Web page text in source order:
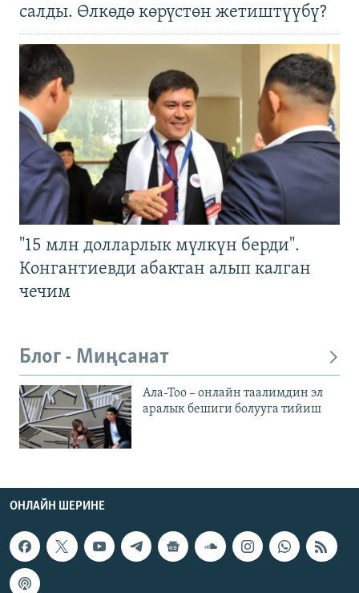
салды. Өлкөдө көрүстөн жетиштүүбү?
"15 млн долларлык мүлкүн берди".
Конгантиевди абактан алып калган
чечим
Блог - Миңсанат
Ала-Тоо – онлайн таалимдин эл
аралык бешиги болууга тийиш
ОНЛАЙН ШЕРИНЕ